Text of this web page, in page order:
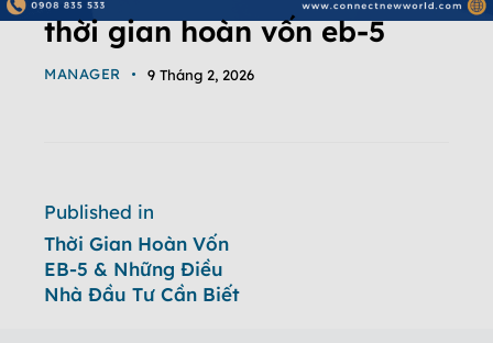
thời gian hoàn vốn eb-5
MANAGER 9 Tháng 2, 2026
Published in
Thời Gian Hoàn Vốn
EB-5 & Những Điều
Nhà Đầu Tư Cần Biết